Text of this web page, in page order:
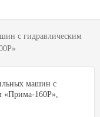
с гидравлическим